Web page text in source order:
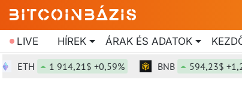
LIVE HÍREK ÁRAK ÉS ADATOK
1 914,21$ +0,59% BNB 594,23$ +1,21%